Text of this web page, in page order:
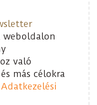
weboldalon
való
más célokra
Adatkezelési